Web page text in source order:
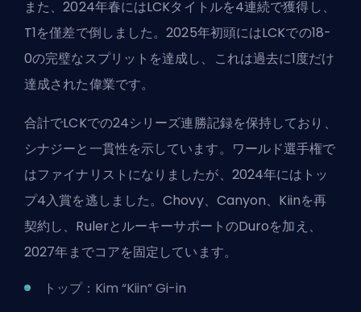
また、2024年春にはLCKタイトルを4連続で獲得し、
T1を僅差で倒しました。2025年初頭にはLCKでの18-
0の完璧なスプリットを達成し、これは過去に1度だけ
達成された偉業です。
合計でLCKでの24シリーズ連勝記録を保持しており、
シナジーと一貫性を示しています。ワールド選手権で
はファイナリストになりましたが、2024年にはトッ
プ4入賞を逃しました。Chovy、Canyon、Kiinを再
契約し、RulerとルーキーサポートのDuroを加え、
2027年までコアを固定しています。
トップ：Kim “Kiin” Gi-in